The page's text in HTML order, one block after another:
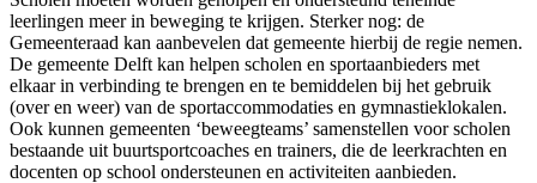
leerlingen meer in beweging te krijgen. Sterker nog: de
Gemeenteraad kan aanbevelen dat gemeente hierbij de regie nemen.
De gemeente Delft kan helpen scholen en sportaanbieders met
elkaar in verbinding te brengen en te bemiddelen bij het gebruik
(over en weer) van de sportaccommodaties en gymnastieklokalen.
Ook kunnen gemeenten ‘beweegteams’ samenstellen voor scholen
bestaande uit buurtsportcoaches en trainers, die de leerkrachten en
docenten op school ondersteunen en activiteiten aanbieden.